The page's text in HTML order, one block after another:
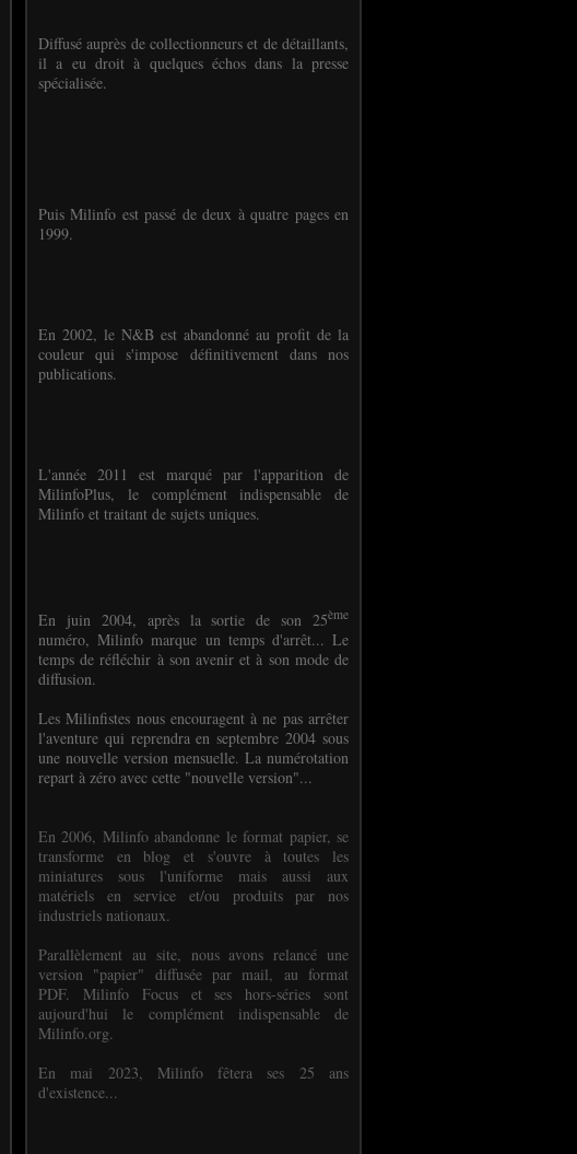
Diffusé auprès de collectionneurs et de détaillants,
il a eu droit à quelques échos dans la presse
spécialisée.
Puis Milinfo est passé de deux à quatre pages en
1999.
En 2002, le N&B est abandonné au profit de la
couleur qui s'impose définitivement dans nos
publications.
L'année 2011 est marqué par l'apparition de
MilinfoPlus, le complément indispensable de
Milinfo et traitant de sujets uniques.
En juin 2004, après la sortie de son 25ème
numéro, Milinfo marque un temps d'arrêt... Le
temps de réfléchir à son avenir et à son mode de
diffusion.
Les Milinfistes nous encouragent à ne pas arrêter
l'aventure qui reprendra en septembre 2004 sous
une nouvelle version mensuelle. La numérotation
repart à zéro avec cette "nouvelle version"...
En 2006, Milinfo abandonne le format papier, se
transforme en blog et s'ouvre à toutes les
miniatures sous l'uniforme mais aussi aux
matériels en service et/ou produits par nos
industriels nationaux.
Parallèlement au site, nous avons relancé une
version "papier" diffusée par mail, au format
PDF. Milinfo Focus et ses hors-séries sont
aujourd'hui le complément indispensable de
Milinfo.org.
En mai 2023, Milinfo fêtera ses 25 ans
d'existence...